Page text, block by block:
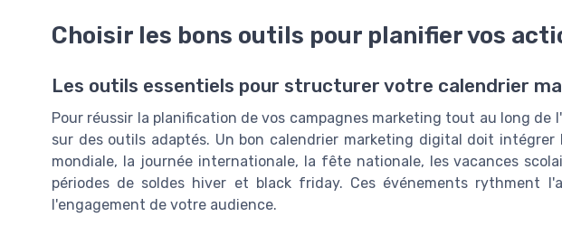
Choisir les bons outils pour planifier vos
Les outils essentiels pour structurer votre calendrier
Pour réussir la planification de vos campagnes marketing tout au long de
sur des outils adaptés. Un bon calendrier marketing digital doit intégrer
mondiale, la journée internationale, la fête nationale, les vacances
périodes de soldes hiver et black friday. Ces événements rythment
l'engagement de votre audience.